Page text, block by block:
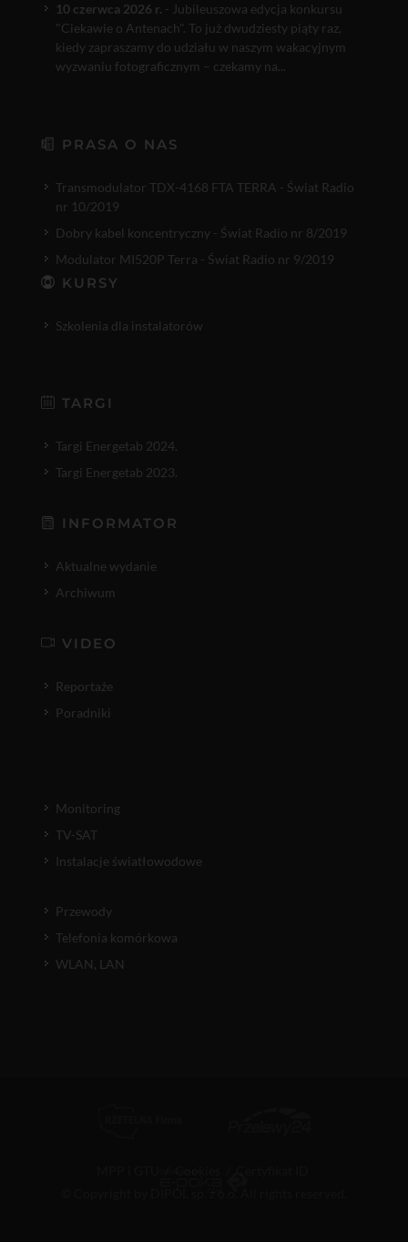
10 czerwca 2026 r. - Jubileuszowa edycja konkursu
"Ciekawie o Antenach". To już dwudziesty piąty raz,
kiedy zapraszamy do udziału w naszym wakacyjnym
wyzwaniu fotograficznym – czekamy na...
PRASA O NAS
Transmodulator TDX-4168 FTA TERRA - Świat Radio
nr 10/2019
Dobry kabel koncentryczny - Świat Radio nr 8/2019
Modulator MI520P Terra - Świat Radio nr 9/2019
KURSY
Szkolenia dla instalatorów
TARGI
Targi Energetab 2024.
Targi Energetab 2023.
INFORMATOR
Aktualne wydanie
Archiwum
VIDEO
Reportaże
Poradniki
Monitoring
TV-SAT
Instalacje światłowodowe
Przewody
Telefonia komórkowa
WLAN, LAN